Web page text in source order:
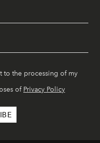
to the processing of my
of Privacy Policy